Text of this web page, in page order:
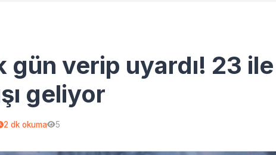
gün verip uyardı! 23
geliyor
2 dk okuma 5